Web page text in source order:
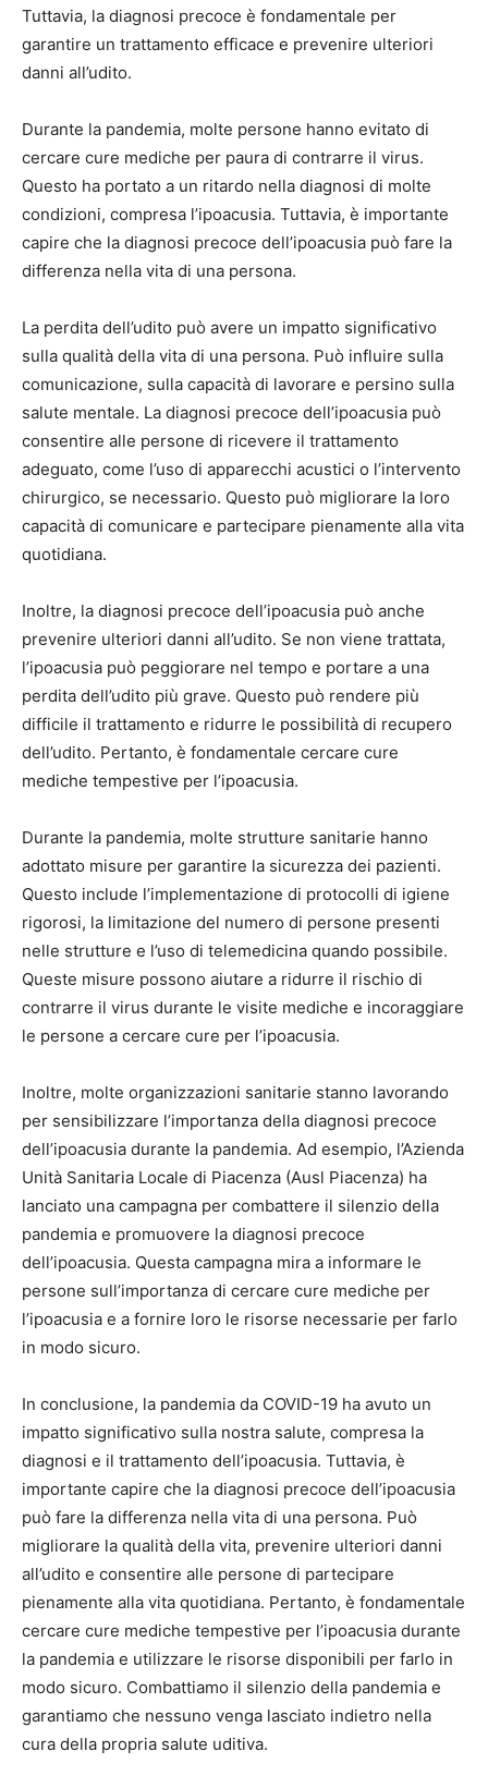
Tuttavia, la diagnosi precoce è fondamentale per
garantire un trattamento efficace e prevenire ulteriori
danni all’udito.
Durante la pandemia, molte persone hanno evitato di
cercare cure mediche per paura di contrarre il virus.
Questo ha portato a un ritardo nella diagnosi di molte
condizioni, compresa l’ipoacusia. Tuttavia, è importante
capire che la diagnosi precoce dell’ipoacusia può fare la
differenza nella vita di una persona.
La perdita dell’udito può avere un impatto significativo
sulla qualità della vita di una persona. Può influire sulla
comunicazione, sulla capacità di lavorare e persino sulla
salute mentale. La diagnosi precoce dell’ipoacusia può
consentire alle persone di ricevere il trattamento
adeguato, come l’uso di apparecchi acustici o l’intervento
chirurgico, se necessario. Questo può migliorare la loro
capacità di comunicare e partecipare pienamente alla vita
quotidiana.
Inoltre, la diagnosi precoce dell’ipoacusia può anche
prevenire ulteriori danni all’udito. Se non viene trattata,
l’ipoacusia può peggiorare nel tempo e portare a una
perdita dell’udito più grave. Questo può rendere più
difficile il trattamento e ridurre le possibilità di recupero
dell’udito. Pertanto, è fondamentale cercare cure
mediche tempestive per l’ipoacusia.
Durante la pandemia, molte strutture sanitarie hanno
adottato misure per garantire la sicurezza dei pazienti.
Questo include l’implementazione di protocolli di igiene
rigorosi, la limitazione del numero di persone presenti
nelle strutture e l’uso di telemedicina quando possibile.
Queste misure possono aiutare a ridurre il rischio di
contrarre il virus durante le visite mediche e incoraggiare
le persone a cercare cure per l’ipoacusia.
Inoltre, molte organizzazioni sanitarie stanno lavorando
per sensibilizzare l’importanza della diagnosi precoce
dell’ipoacusia durante la pandemia. Ad esempio, l’Azienda
Unità Sanitaria Locale di Piacenza (Ausl Piacenza) ha
lanciato una campagna per combattere il silenzio della
pandemia e promuovere la diagnosi precoce
dell’ipoacusia. Questa campagna mira a informare le
persone sull’importanza di cercare cure mediche per
l’ipoacusia e a fornire loro le risorse necessarie per farlo
in modo sicuro.
In conclusione, la pandemia da COVID-19 ha avuto un
impatto significativo sulla nostra salute, compresa la
diagnosi e il trattamento dell’ipoacusia. Tuttavia, è
importante capire che la diagnosi precoce dell’ipoacusia
può fare la differenza nella vita di una persona. Può
migliorare la qualità della vita, prevenire ulteriori danni
all’udito e consentire alle persone di partecipare
pienamente alla vita quotidiana. Pertanto, è fondamentale
cercare cure mediche tempestive per l’ipoacusia durante
la pandemia e utilizzare le risorse disponibili per farlo in
modo sicuro. Combattiamo il silenzio della pandemia e
garantiamo che nessuno venga lasciato indietro nella
cura della propria salute uditiva.